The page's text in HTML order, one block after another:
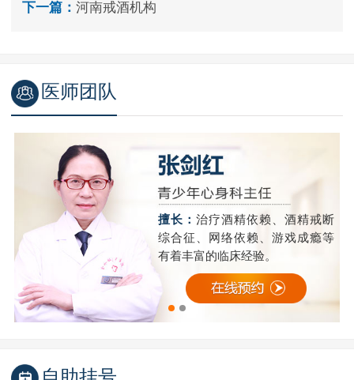
下一篇： 河南戒酒机构
医师团队
擅长：治疗酒精依赖、酒精戒断
综合征、网络依赖、游戏成瘾等
有着丰富的临床经验。